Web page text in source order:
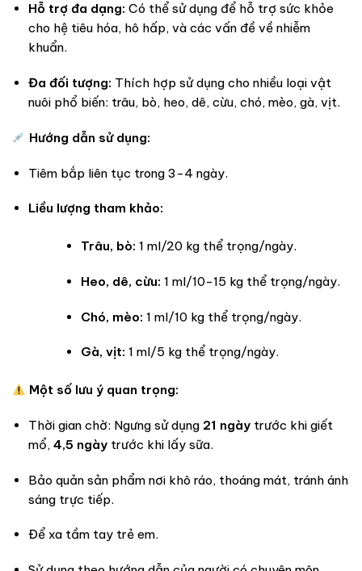
Hỗ trợ đa dạng: Có thể sử dụng để hỗ trợ sức khỏe
cho hệ tiêu hóa, hô hấp, và các vấn đề về nhiễm
khuẩn.
Đa đối tượng: Thích hợp sử dụng cho nhiều loại vật
nuôi phổ biến: trâu, bò, heo, dê, cừu, chó, mèo, gà, vịt.
Hướng dẫn sử dụng:
Tiêm bắp liên tục trong 3-4 ngày.
Liều lượng tham khảo:
Trâu, bò: 1 ml/20 kg thể trọng/ngày.
Heo, dê, cừu: 1 ml/10-15 kg thể trọng/ngày.
Chó, mèo: 1 ml/10 kg thể trọng/ngày.
Gà, vịt: 1 ml/5 kg thể trọng/ngày.
Một số lưu ý quan trọng:
Thời gian chờ: Ngưng sử dụng 21 ngàytrước khi giết
mổ, 4,5 ngàytrước khi lấy sữa.
Bảo quản sản phẩm nơi khô ráo, thoáng mát, tránh ánh
sáng trực tiếp.
Để xa tầm tay trẻ em.